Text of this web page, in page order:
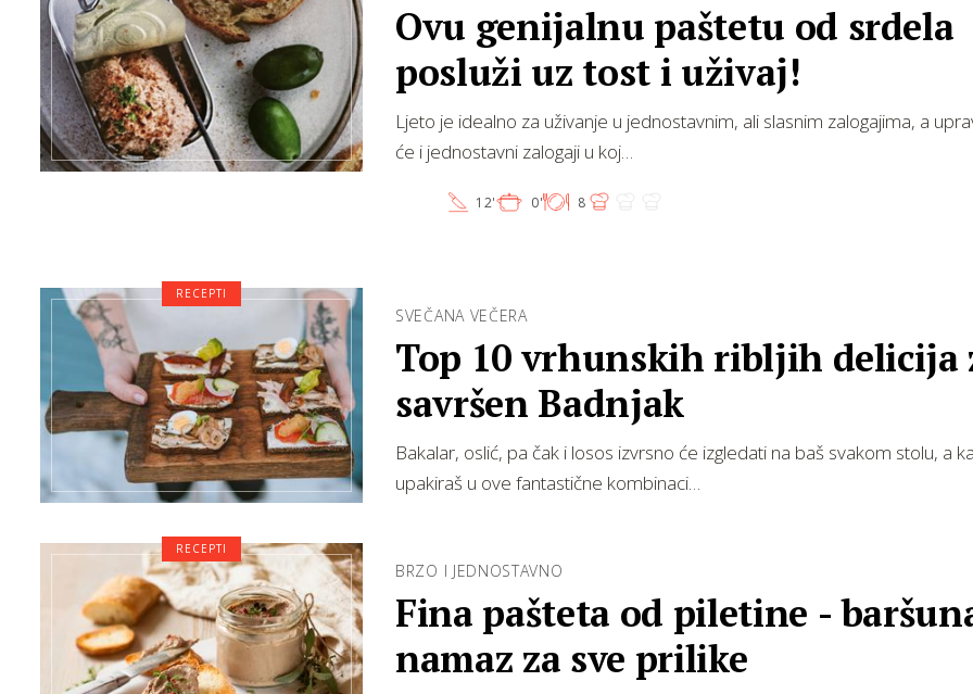
Ovu genijalnu paštetu od srdela
posluži uz tost i uživaj!
Ljeto je idealno za uživanje u jednostavnim, ali slasnim zalogajima, a
će i jednostavni zalogaji u koj…
12' 0' 8
SVEČANA VEČERA
Top 10 vrhunskih ribljih delicija
savršen Badnjak
Bakalar, oslić, pa čak i losos izvrsno će izgledati na baš svakom stolu, a
upakiraš u ove fantastične kombinaci…
RECEPTI
BRZO I JEDNOSTAVNO
Fina pašteta od piletine -
namaz za sve prilike
RECEPTI